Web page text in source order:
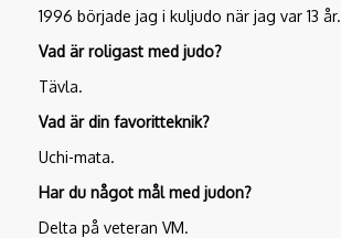
1996 började jag i kuljudo när jag var 13 år.
Vad är roligast med judo?
Tävla.
Vad är din favoritteknik?
Uchi-mata.
Har du något mål med judon?
Delta på veteran VM.